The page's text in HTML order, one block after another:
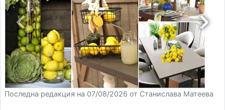
Последна редакция на 07/08/2026 от Станислава Матеева